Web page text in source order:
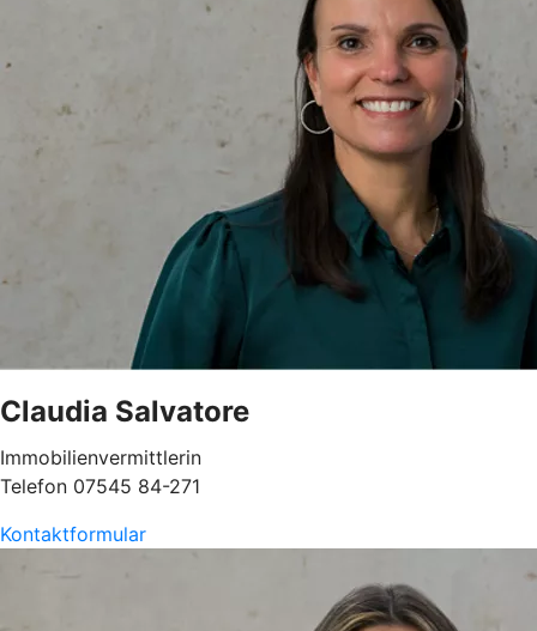
Claudia Salvatore
Immobilienvermittlerin
Telefon 07545 84-271
Kontaktformular